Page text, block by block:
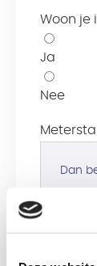
Woon je
Ja
Nee
Dan